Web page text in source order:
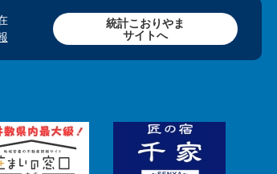
統計こおりやま
サイトへ